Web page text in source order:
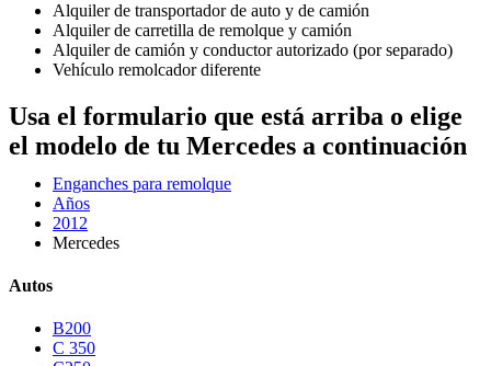
Alquiler de transportador de auto y de camión
Alquiler de carretilla de remolque y camión
Alquiler de camión y conductor autorizado (por separado)
Vehículo remolcador diferente
Usa el formulario que está arriba o elige
el modelo de tu Mercedes a continuación
Enganches para remolque
Años
2012
Mercedes
Autos
B200
C 350